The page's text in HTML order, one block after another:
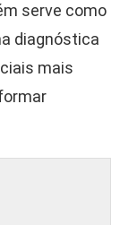
serve como
diagnóstica
mais